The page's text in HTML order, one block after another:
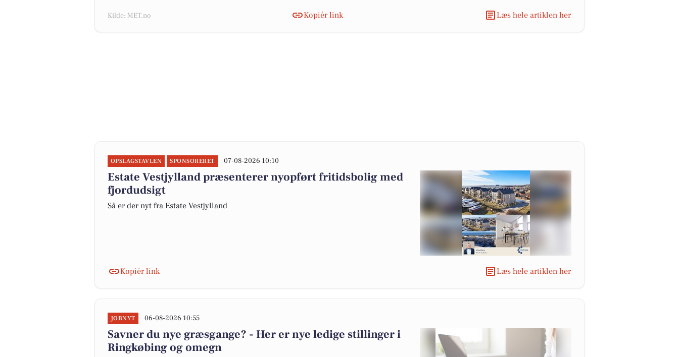
Kilde: MET.no Kopiér link Læs hele artiklen her
OPSLAGSTAVLEN SPONSORERET 07-08-2026 10:10
Estate Vestjylland præsenterer nyopført fritidsbolig med
fjordudsigt
Så er der nyt fra Estate Vestjylland
Kopiér link Læs hele artiklen her
JOBNYT 06-08-2026 10:55
Savner du nye græsgange? - Her er nye ledige stillinger i
Ringkøbing og omegn